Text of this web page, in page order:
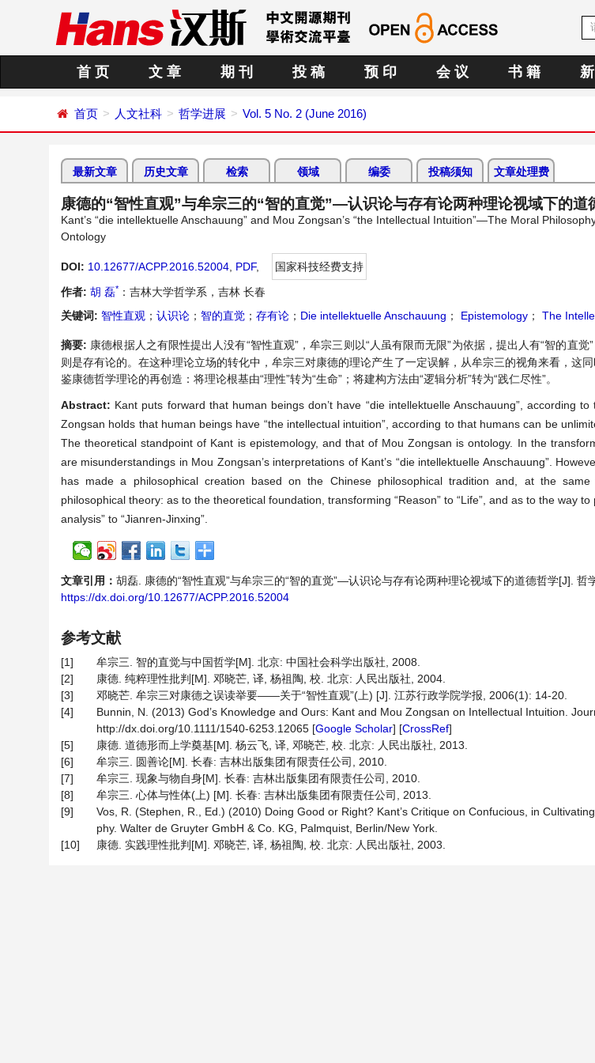
首 页 文 章 期 刊 投 稿 预 印 会 议 书 籍
首页 人文社科 哲学进展 Vol. 5 No. 2 (June 2016)
最新文章 历史文章 检索 领域 编委 投稿须知 文章处理费
康德的“智性直观”与牟宗三的“智的直觉”—认识论与存有论两种理论视域下的道
Kant’s “die intellektuelle Anschauung” and Mou Zongsan’s “the Intellectual Intuition”—The Moral
Ontology
DOI: 10.12677/ACPP.2016.52004 PDF,
国家科技经费支持
作者: 胡 磊* ：吉林大学哲学系，吉林 长春
关键词: 智性直观 ； 认识论 ； 智的直觉 ； 存有论 ； Die intellektuelle Anschauung ； Epistemology ； The
摘要: 康德根据人之有限性提出人没有“智性直观”，牟宗三则以“人虽有限而无限”为依据，提出人有“智的直
则是存有论的。在这种理论立场的转化中，牟宗三对康德的理论产生了一定误解，从牟宗三的视角来看，这
鉴康德哲学理论的再创造：将理论根基由“理性”转为“生命”；将建构方法由“逻辑分析”转为“践仁尽性”。
Abstract: Kant puts forward that human beings don’t have “die intellektuelle Anschauung”, according
Zongsan holds that human beings have “the intellectual intuition”, according to that humans can be
The theoretical standpoint of Kant is epistemology, and that of Mou Zongsan is ontology. In the
are misunderstandings in Mou Zongsan’s interpretations of Kant’s “die intellektuelle Anschauung”.
has made a philosophical creation based on the Chinese philosophical tradition and, at the
philosophical theory: as to the theoretical foundation, transforming “Reason” to “Life”, and as to the way
analysis” to “Jianren-Jinxing”.
文章引用： 胡磊. 康德的“智性直观”与牟宗三的“智的直觉”—认识论与存有论两种理论视域下的道德哲学[J]. 哲
https://dx.doi.org/10.12677/ACPP.2016.52004
参考文献
[1]
牟宗三. 智的直觉与中国哲学[M]. 北京: 中国社会科学出版社, 2008.
[2]
康德. 纯粹理性批判[M]. 邓晓芒, 译, 杨祖陶, 校. 北京: 人民出版社, 2004.
[3]
邓晓芒. 牟宗三对康德之误读举要——关于“智性直观”(上) [J]. 江苏行政学院学报, 2006(1): 14-20.
[4]
Bunnin, N. (2013) God’s Knowledge and Ours: Kant and Mou Zongsan on Intellectual Intuition.
http://dx.doi.org/10.1111/1540-6253.12065 [Google Scholar] [CrossRef]
[5]
康德. 道德形而上学奠基[M]. 杨云飞, 译, 邓晓芒, 校. 北京: 人民出版社, 2013.
[6]
牟宗三. 圆善论[M]. 长春: 吉林出版集团有限责任公司, 2010.
[7]
牟宗三. 现象与物自身[M]. 长春: 吉林出版集团有限责任公司, 2010.
[8]
牟宗三. 心体与性体(上) [M]. 长春: 吉林出版集团有限责任公司, 2013.
[9]
Vos, R. (Stephen, R., Ed.) (2010) Doing Good or Right? Kant’s Critique on Confucious, in
phy. Walter de Gruyter GmbH & Co. KG, Palmquist, Berlin/New York.
[10]
康德. 实践理性批判[M]. 邓晓芒, 译, 杨祖陶, 校. 北京: 人民出版社, 2003.